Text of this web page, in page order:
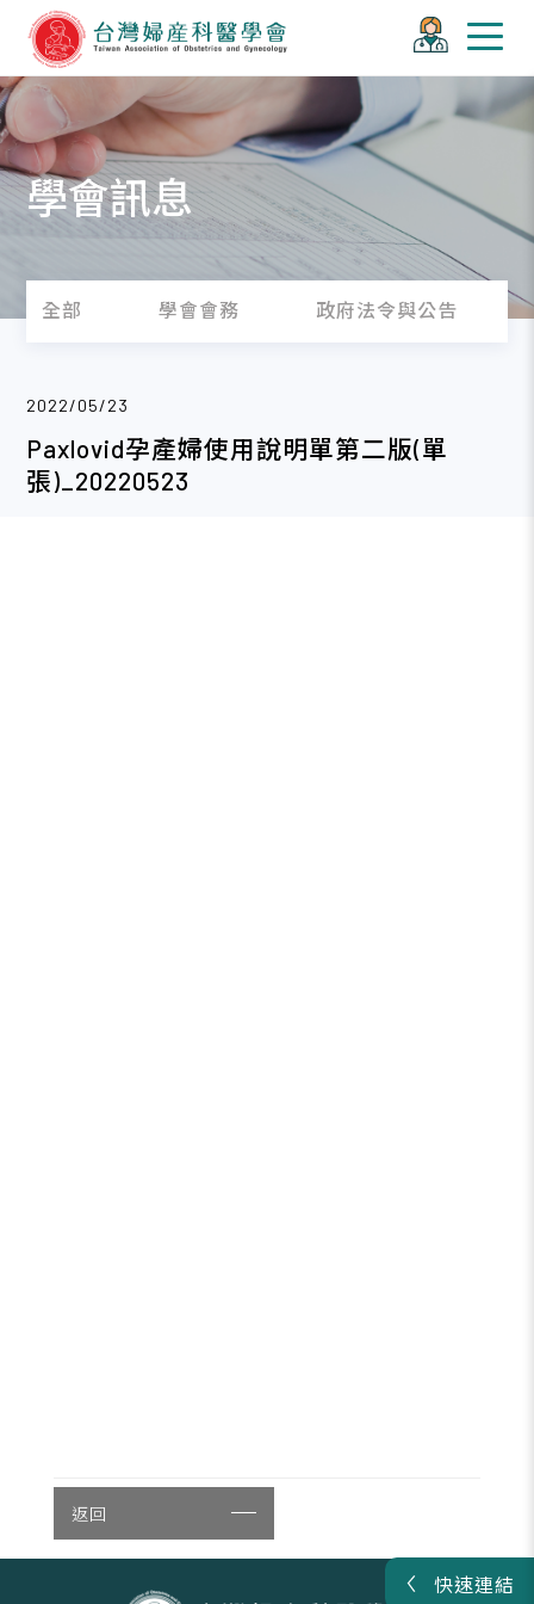
快速連結
學會訊息
全部 學會會務 政府法令與公告
2022/05/23
Paxlovid孕產婦使用說明單第二版(單
張)_20220523
返回